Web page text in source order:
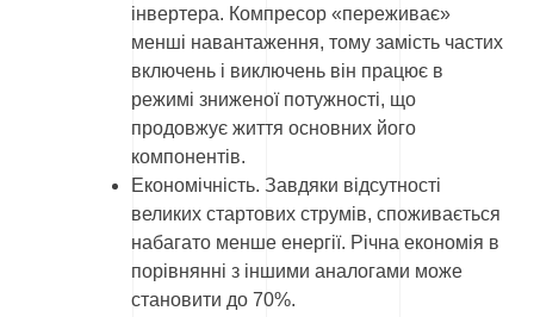
інвертера. Компресор «переживає»
менші навантаження, тому замість частих
включень і виключень він працює в
режимі зниженої потужності, що
продовжує життя основних його
компонентів.
Економічність. Завдяки відсутності
великих стартових струмів, споживається
набагато менше енергії. Річна економія в
порівнянні з іншими аналогами може
становити до 70%.